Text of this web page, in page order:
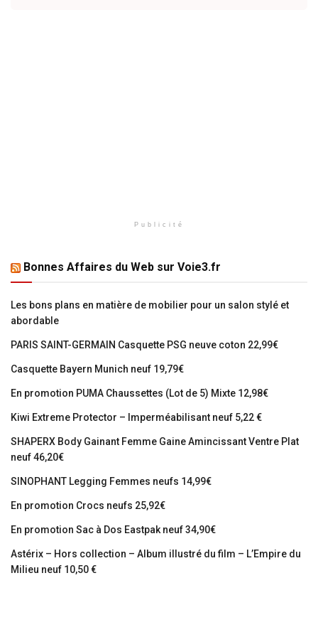
Publicité
Bonnes Affaires du Web sur Voie3.fr
Les bons plans en matière de mobilier pour un salon stylé et
abordable
PARIS SAINT-GERMAIN Casquette PSG neuve coton 22,99€
Casquette Bayern Munich neuf 19,79€
En promotion PUMA Chaussettes (Lot de 5) Mixte 12,98€
Kiwi Extreme Protector – Imperméabilisant neuf 5,22 €
SHAPERX Body Gainant Femme Gaine Amincissant Ventre Plat
neuf 46,20€
SINOPHANT Legging Femmes neufs 14,99€
En promotion Crocs neufs 25,92€
En promotion Sac à Dos Eastpak neuf 34,90€
Astérix – Hors collection – Album illustré du film – L’Empire du
Milieu neuf 10,50 €